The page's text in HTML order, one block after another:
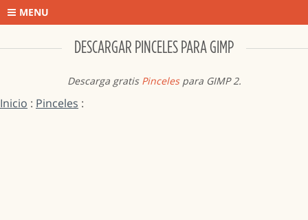
MENU
DESCARGAR PINCELES PARA GIMP
Descarga gratis Pincelespara GIMP 2.
Inicio : Pinceles :